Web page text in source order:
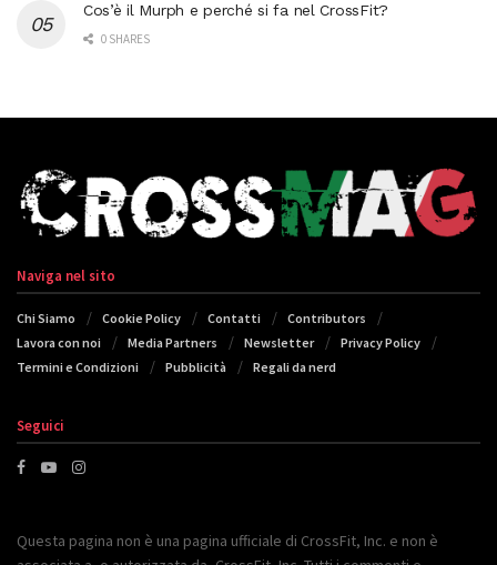
Cos’è il Murph e perché si fa nel CrossFit?
0 SHARES
Naviga nel sito
Chi Siamo Cookie Policy Contatti
Contributors
Lavora con noi
Media Partners Newsletter
Privacy Policy
Termini e Condizioni
Pubblicità Regali da nerd
Seguici
Questa pagina non è una pagina ufficiale di CrossFit, Inc. e non è